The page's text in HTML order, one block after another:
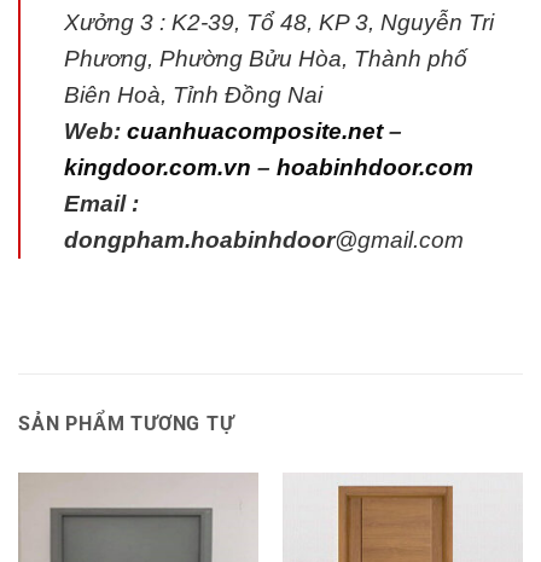
Xưởng 3 : K2-39, Tổ 48, KP 3, Nguyễn Tri
Phương, Phường Bửu Hòa, Thành phố
Biên Hoà, Tỉnh Đồng Nai
Web: cuanhuacomposite.net–
kingdoor.com.vn – hoabinhdoor.com
Email :
dongpham.hoabinhdoor@gmail.com
SẢN PHẨM TƯƠNG TỰ